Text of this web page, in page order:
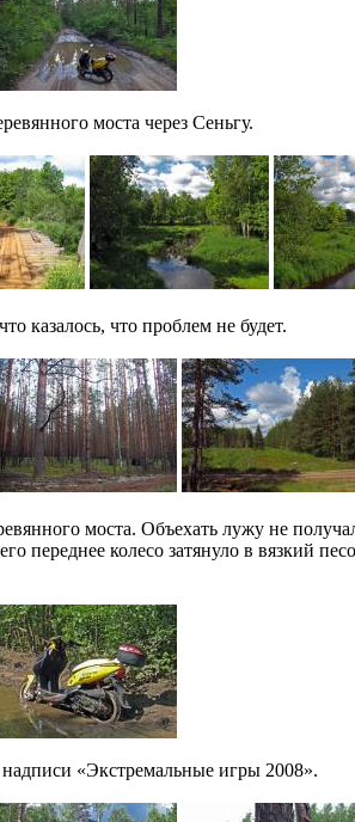
моста через Сеньгу.
казалось, что проблем не будет.
моста. Объехать лужу не
переднее колесо затянуло в вязкий
«Экстремальные игры 2008».